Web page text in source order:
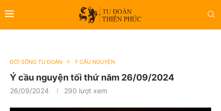
ĐỜI SỐNG TU ĐOÀN Ý CẦU NGUYỆN
Ý cầu nguyện tối thứ năm 26/09/2024
26/09/2024 290 lượt xem